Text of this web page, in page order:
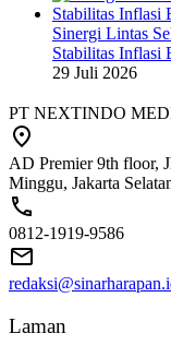
Sinergi Lintas
Stabilitas Inflasi
29 Juli 2026
PT NEXTINDO
AD Premier 9th floor,
Minggu, Jakarta
0812-1919-9586
Laman